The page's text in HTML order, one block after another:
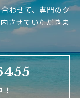
わせて、専門のク
させていただきま
！